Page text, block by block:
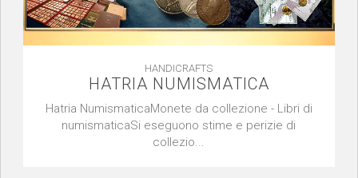
HANDICRAFTS
HATRIA NUMISMATICA
Hatria NumismaticaMonete da collezione - Libri di
numismaticaSi eseguono stime e perizie di
collezio...